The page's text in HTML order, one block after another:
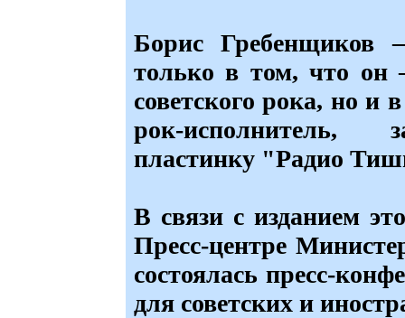
Борис
только в том, что он
советского рока, но
рок-исполнитель,
пластинку "Радио
В связи с изданием
Пресс-центре
состоялась пресс-
для советских и